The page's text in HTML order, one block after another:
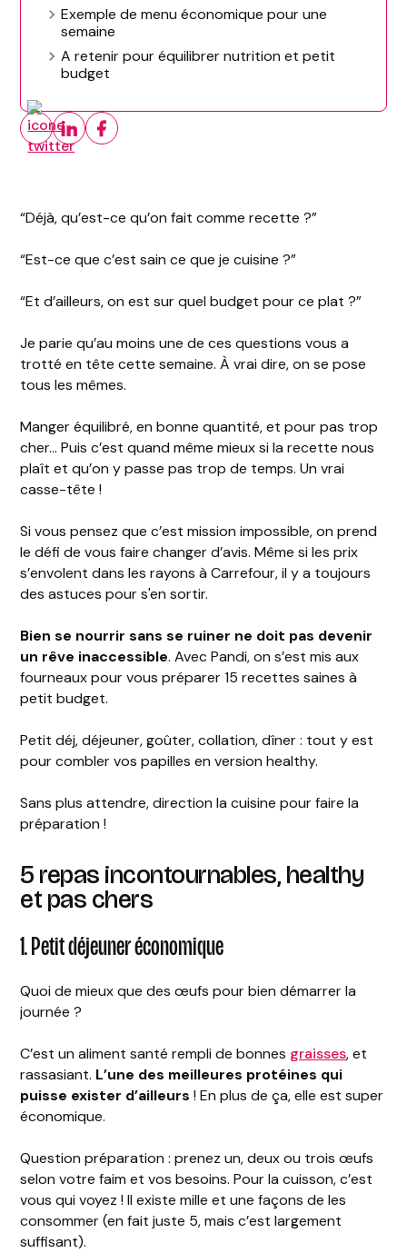
Exemple de menu économique pour une
semaine
A retenir pour équilibrer nutrition et petit
budget
“Déjà, qu’est-ce qu’on fait comme recette ?”
“Est-ce que c’est sain ce que je cuisine ?”
“Et d’ailleurs, on est sur quel budget pour ce plat ?”
Je parie qu’au moins une de ces questions vous a
trotté en tête cette semaine. À vrai dire, on se pose
tous les mêmes.
Manger équilibré, en bonne quantité, et pour pas trop
cher… Puis c’est quand même mieux si la recette nous
plaît et qu’on y passe pas trop de temps. Un vrai
casse-tête !
Si vous pensez que c’est mission impossible, on prend
le défi de vous faire changer d’avis. Même si les prix
s’envolent dans les rayons à Carrefour, il y a toujours
des astuces pour s'en sortir.
Bien se nourrir sans se ruiner ne doit pas devenir
un rêve inaccessible. Avec Pandi, on s’est mis aux
fourneaux pour vous préparer 15 recettes saines à
petit budget.
Petit déj, déjeuner, goûter, collation, dîner : tout y est
pour combler vos papilles en version healthy.
Sans plus attendre, direction la cuisine pour faire la
préparation !
5 repas incontournables, healthy
et pas chers
1. Petit déjeuner économique
Quoi de mieux que des œufs pour bien démarrer la
journée ?
C’est un aliment santé rempli de bonnes graisses, et
rassasiant. L’une des meilleures protéines qui
puisse exister d’ailleurs! En plus de ça, elle est super
économique.
Question préparation : prenez un, deux ou trois œufs
selon votre faim et vos besoins. Pour la cuisson, c’est
vous qui voyez ! Il existe mille et une façons de les
consommer (en fait juste 5, mais c’est largement
suffisant).